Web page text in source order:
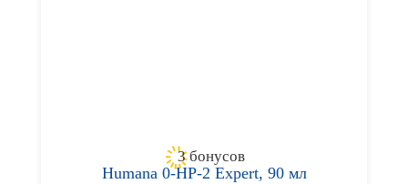
3 бонусов
Humana 0-HP-2 Expert, 90 мл